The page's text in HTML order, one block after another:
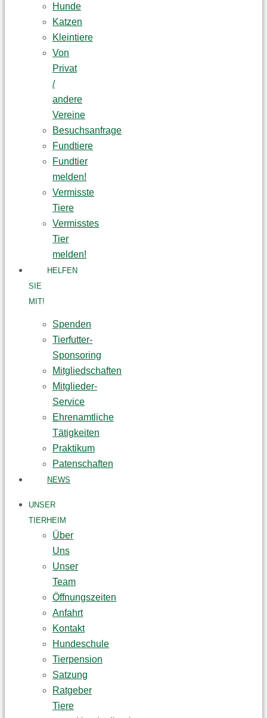
Hunde
Katzen
Kleintiere
Von
Privat
/
andere
Vereine
Besuchsanfrage
Fundtiere
Fundtier
melden!
Vermisste
Tiere
Vermisstes
Tier
melden!
HELFEN
SIE
MIT!
Spenden
Tierfutter-
Sponsoring
Mitgliedschaften
Mitglieder-
Service
Ehrenamtliche
Tätigkeiten
Praktikum
Patenschaften
NEWS
UNSER
TIERHEIM
Über
Uns
Unser
Team
Öffnungszeiten
Anfahrt
Kontakt
Hundeschule
Tierpension
Satzung
Ratgeber
Tiere